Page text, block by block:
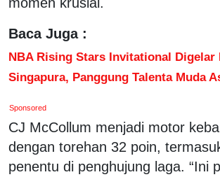
Baca Juga :
NBA Rising Stars Invitational Digelar
Singapura, Panggung Talenta Muda
Sponsored
CJ McCollum menjadi motor
dengan torehan 32 poin,
penentu di penghujung laga. “Ini